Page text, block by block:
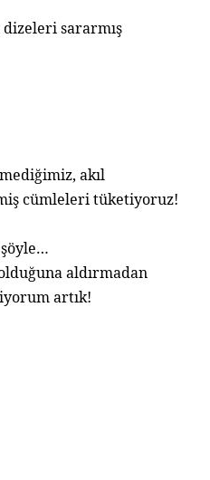
sararmış
akıl
cümleleri tüketiyoruz!
aldırmadan
artık!